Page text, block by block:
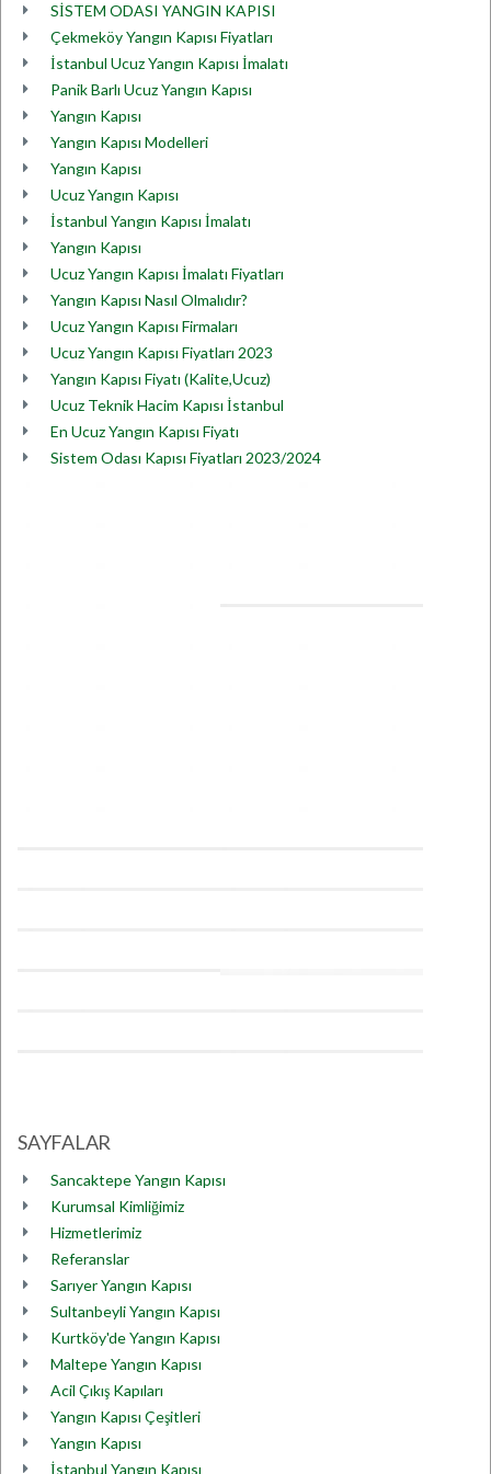
SİSTEM ODASI YANGIN KAPISI
Çekmeköy Yangın Kapısı Fiyatları
İstanbul Ucuz Yangın Kapısı İmalatı
Panik Barlı Ucuz Yangın Kapısı
Yangın Kapısı
Yangın Kapısı Modelleri
Yangın Kapısı
Ucuz Yangın Kapısı
İstanbul Yangın Kapısı İmalatı
Yangın Kapısı
Ucuz Yangın Kapısı İmalatı Fiyatları
Yangın Kapısı Nasıl Olmalıdır?
Ucuz Yangın Kapısı Firmaları
Ucuz Yangın Kapısı Fiyatları 2023
Yangın Kapısı Fiyatı (Kalite,Ucuz)
Ucuz Teknik Hacim Kapısı İstanbul
En Ucuz Yangın Kapısı Fiyatı
Sistem Odası Kapısı Fiyatları 2023/2024
SAYFALAR
Sancaktepe Yangın Kapısı
Kurumsal Kimliğimiz
Hizmetlerimiz
Referanslar
Sarıyer Yangın Kapısı
Sultanbeyli Yangın Kapısı
Kurtköy'de Yangın Kapısı
Maltepe Yangın Kapısı
Acil Çıkış Kapıları
Yangın Kapısı Çeşitleri
Yangın Kapısı
İstanbul Yangın Kapısı